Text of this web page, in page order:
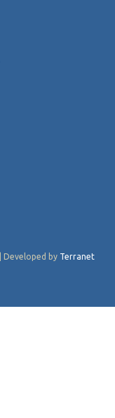
| Developed by Terranet